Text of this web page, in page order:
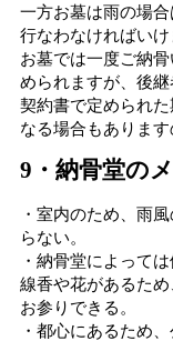
一方お墓は雨の場
行なわなければいけ
お墓では一度ご納
められますが、後
契約書で定められ
なる場合もあります
9・納骨堂の
・室内のため、雨
らない。
・納骨堂によって
線香や花があるた
お参りできる。
・都心にあるため